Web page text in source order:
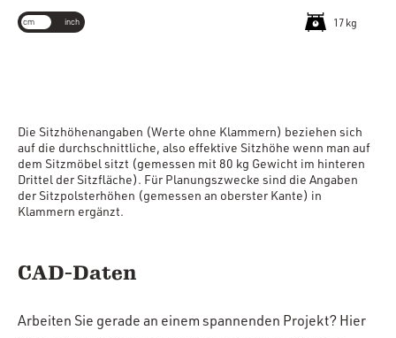
17 kg
cm inch
Die Sitzhöhenangaben (Werte ohne Klammern) beziehen sich
auf die durchschnittliche, also effektive Sitzhöhe wenn man auf
dem Sitzmöbel sitzt (gemessen mit 80 kg Gewicht im hinteren
Drittel der Sitzfläche). Für Planungszwecke sind die Angaben
der Sitzpolsterhöhen (gemessen an oberster Kante) in
Klammern ergänzt.
CAD-Daten
Arbeiten Sie gerade an einem spannenden Projekt? Hier